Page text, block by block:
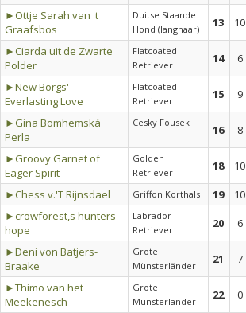
►Ottje Sarah van 't
Graafsbos
Duitse Staande
Hond (langhaar)
13 10
►Ciarda uit de Zwarte
Polder
Flatcoated
Retriever
14 6
►New Borgs'
Everlasting Love
Flatcoated
Retriever
15 9
►Gina Bomhemská
Perla
Cesky Fousek
16 8
►Groovy Garnet of
Eager Spirit
Golden
Retriever
18 10
►Chess v.'T Rijnsdael
Griffon Korthals 19 10
►crowforest,s hunters
hope
Labrador
Retriever
20 6
►Deni von Batjers-
Braake
Grote
Münsterländer
21 7
►Thimo van het
Meekenesch
Grote
Münsterländer
22 0